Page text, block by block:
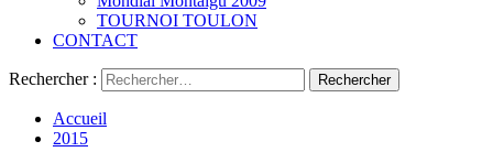
TOURNOI TOULON
CONTACT
Rechercher :
Accueil
2015